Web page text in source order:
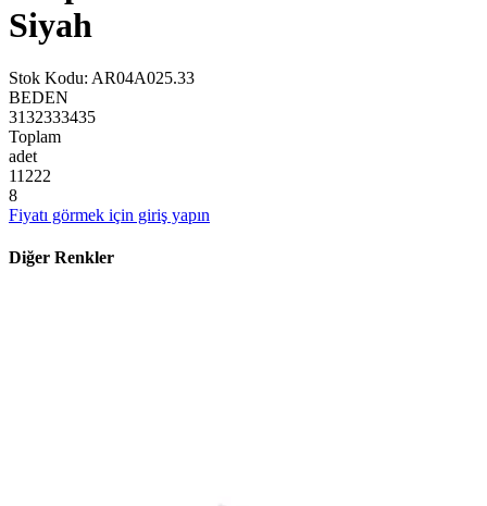
Siyah
Stok Kodu: AR04A025.33
BEDEN
3132333435
Toplam
adet
11 222
8
Fiyatı görmek için giriş yapın
Diğer Renkler